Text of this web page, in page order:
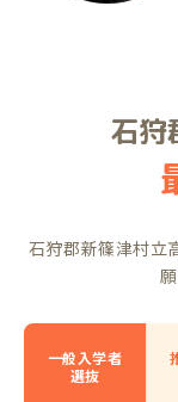
石狩
石狩郡新篠津村立
一般入学者
選抜